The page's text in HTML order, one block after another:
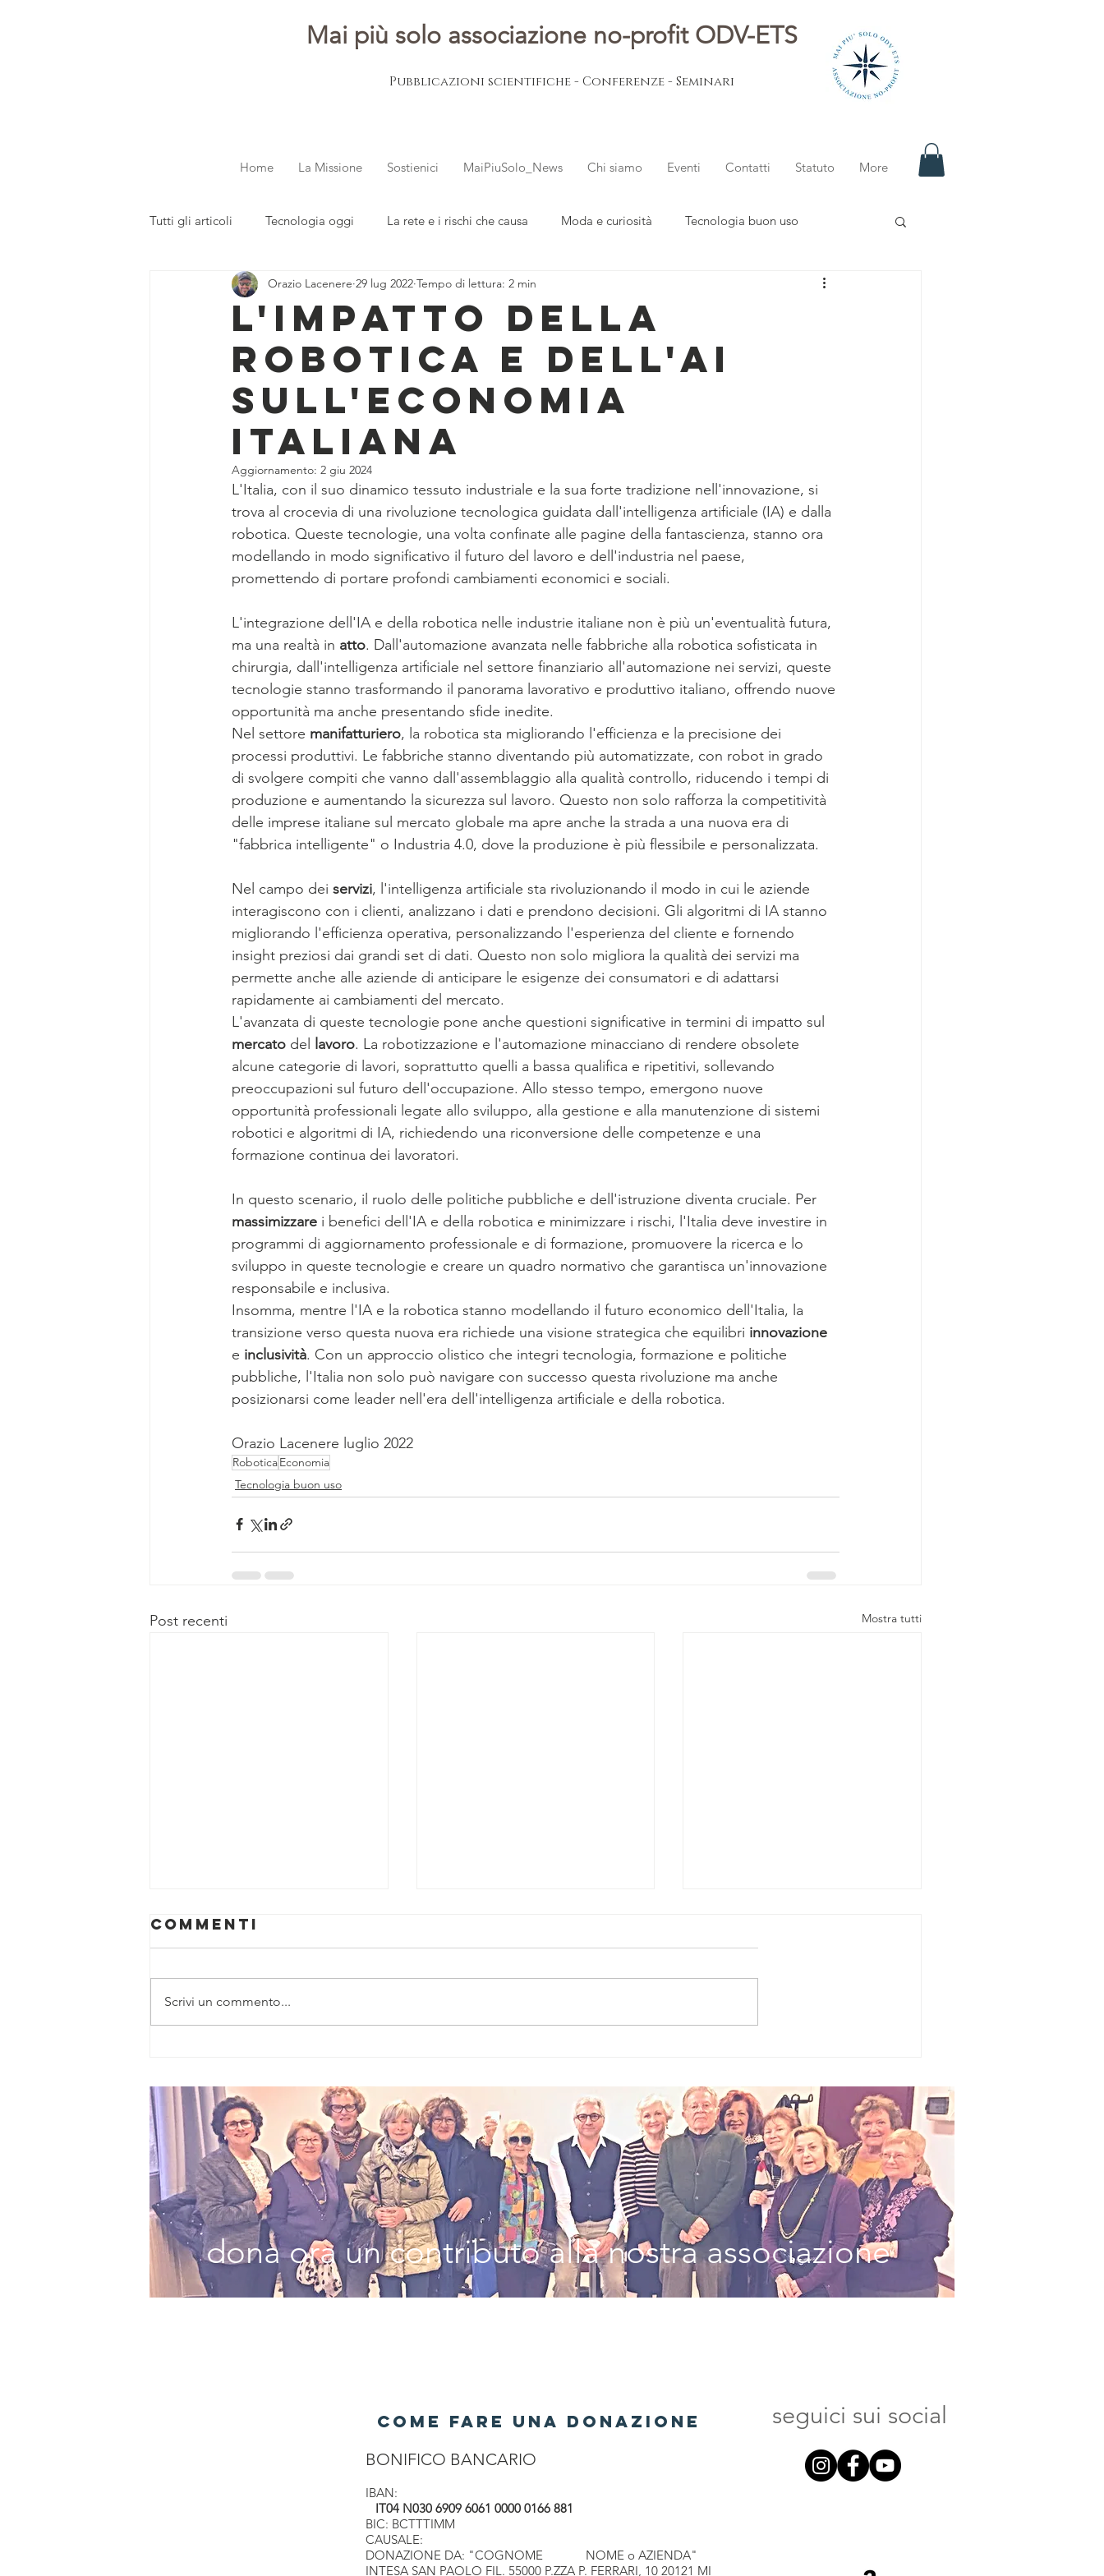
Mai più solo associazione no-profit ODV-ETS
Pubblicazioni scientifiche - Conferenze - Seminari
Home La Missione Sostienici MaiPiuSolo_News Chi siamo Eventi Contatti Statuto More
Tutti gli articoli Tecnologia oggi La rete e i rischi che causa Moda e curiosità Tecnologia buon uso
dalla redazione Parola ai giovani L'esperto risponde
L'Impatto della
Robotica e dell'AI
sull'Economia
Italiana
Orazio Lacenere 29 lug 2022 Tempo di lettura: 2 min
Aggiornamento: 2 giu 2024
L'Italia, con il suo dinamico tessuto industriale e la sua forte tradizione nell'innovazione, si
trova al crocevia di una rivoluzione tecnologica guidata dall'intelligenza artificiale (IA) e dalla
robotica. Queste tecnologie, una volta confinate alle pagine della fantascienza, stanno ora
modellando in modo significativo il futuro del lavoro e dell'industria nel paese,
promettendo di portare profondi cambiamenti economici e sociali.
L'integrazione dell'IA e della robotica nelle industrie italiane non è più un'eventualità futura,
ma una realtà in atto. Dall'automazione avanzata nelle fabbriche alla robotica sofisticata in
chirurgia, dall'intelligenza artificiale nel settore finanziario all'automazione nei servizi, queste
tecnologie stanno trasformando il panorama lavorativo e produttivo italiano, offrendo nuove
opportunità ma anche presentando sfide inedite.
Nel settore manifatturiero, la robotica sta migliorando l'efficienza e la precisione dei
processi produttivi. Le fabbriche stanno diventando più automatizzate, con robot in grado
di svolgere compiti che vanno dall'assemblaggio alla qualità controllo, riducendo i tempi di
produzione e aumentando la sicurezza sul lavoro. Questo non solo rafforza la competitività
delle imprese italiane sul mercato globale ma apre anche la strada a una nuova era di
"fabbrica intelligente" o Industria 4.0, dove la produzione è più flessibile e personalizzata.
Nel campo dei servizi, l'intelligenza artificiale sta rivoluzionando il modo in cui le aziende
interagiscono con i clienti, analizzano i dati e prendono decisioni. Gli algoritmi di IA stanno
migliorando l'efficienza operativa, personalizzando l'esperienza del cliente e fornendo
insight preziosi dai grandi set di dati. Questo non solo migliora la qualità dei servizi ma
permette anche alle aziende di anticipare le esigenze dei consumatori e di adattarsi
rapidamente ai cambiamenti del mercato.
L'avanzata di queste tecnologie pone anche questioni significative in termini di impatto sul
mercato del lavoro. La robotizzazione e l'automazione minacciano di rendere obsolete
alcune categorie di lavori, soprattutto quelli a bassa qualifica e ripetitivi, sollevando
preoccupazioni sul futuro dell'occupazione. Allo stesso tempo, emergono nuove
opportunità professionali legate allo sviluppo, alla gestione e alla manutenzione di sistemi
robotici e algoritmi di IA, richiedendo una riconversione delle competenze e una
formazione continua dei lavoratori.
In questo scenario, il ruolo delle politiche pubbliche e dell'istruzione diventa cruciale. Per
massimizzare i benefici dell'IA e della robotica e minimizzare i rischi, l'Italia deve investire in
programmi di aggiornamento professionale e di formazione, promuovere la ricerca e lo
sviluppo in queste tecnologie e creare un quadro normativo che garantisca un'innovazione
responsabile e inclusiva.
Insomma, mentre l'IA e la robotica stanno modellando il futuro economico dell'Italia, la
transizione verso questa nuova era richiede una visione strategica che equilibri innovazione
e inclusività. Con un approccio olistico che integri tecnologia, formazione e politiche
pubbliche, l'Italia non solo può navigare con successo questa rivoluzione ma anche
posizionarsi come leader nell'era dell'intelligenza artificiale e della robotica.
Orazio Lacenere luglio 2022
RoboticaEconomia
Tecnologia buon uso
Post recenti Mostra tutti
milioni per
l’accessibilità
digitale e
professionale
La nuova era
tra regole e
inclusione
dall’algoritmo
Commenti
Scrivi un commento...
dona ora un contributo alla nostra associazione
COME FARE UNA DONAZIONE
BONIFICO BANCARIO
IBAN:
IT04 N030 6909 6061 0000 0166 881
BIC: BCTTTIMM
CAUSALE:
DONAZIONE DA: "COGNOME NOME o AZIENDA"
INTESA SAN PAOLO FIL. 55000 P.ZZA P. FERRARI, 10 20121 MI
seguici sui social